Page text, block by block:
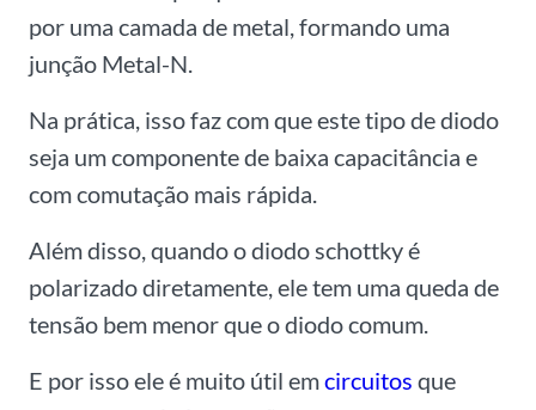
por uma camada de metal, formando uma
junção Metal-N.
Na prática, isso faz com que este tipo de diodo
seja um componente de baixa capacitância e
com comutação mais rápida.
Além disso, quando o diodo schottky é
polarizado diretamente, ele tem uma queda de
tensão bem menor que o diodo comum.
E por isso ele é muito útil emcircuitos que